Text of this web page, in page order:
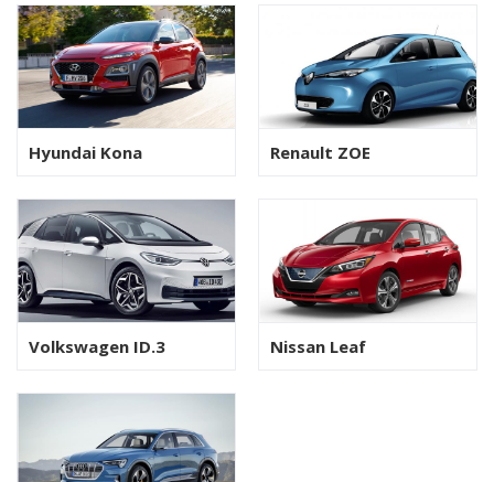
Hyundai Kona Renault ZOE
Volkswagen ID.3 Nissan Leaf